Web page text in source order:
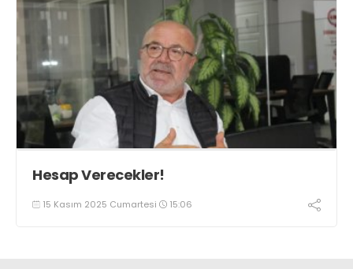
Hesap Verecekler!
15 Kasım 2025 Cumartesi 15:06